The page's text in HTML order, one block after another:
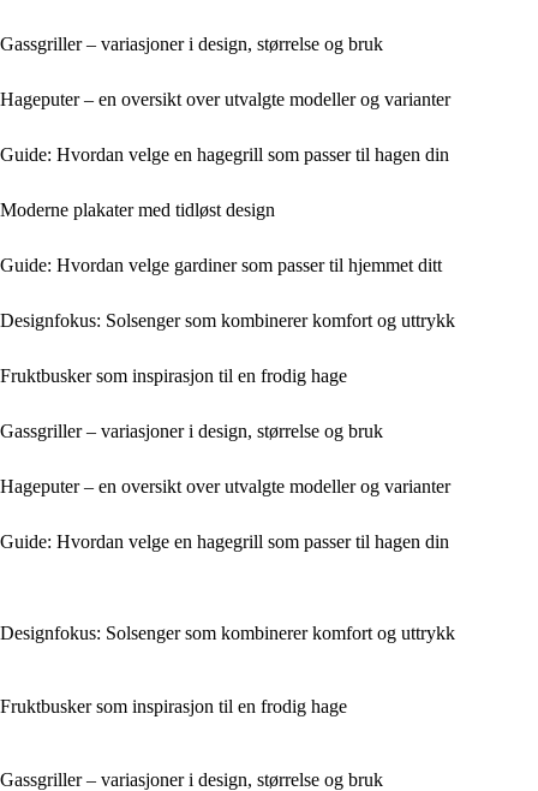
Gassgriller – variasjoner i design, størrelse og bruk
Hageputer – en oversikt over utvalgte modeller og varianter
Guide: Hvordan velge en hagegrill som passer til hagen din
Moderne plakater med tidløst design
Guide: Hvordan velge gardiner som passer til hjemmet ditt
Designfokus: Solsenger som kombinerer komfort og uttrykk
Fruktbusker som inspirasjon til en frodig hage
Gassgriller – variasjoner i design, størrelse og bruk
Hageputer – en oversikt over utvalgte modeller og varianter
Guide: Hvordan velge en hagegrill som passer til hagen din
Designfokus: Solsenger som kombinerer komfort og uttrykk
Fruktbusker som inspirasjon til en frodig hage
Gassgriller – variasjoner i design, størrelse og bruk